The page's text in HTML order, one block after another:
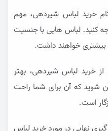
خرید لباس شیردهی، مهم
کنید. لباس هایی با جنسیت
بیشتری خواهند داشت.
خرید لباس شیردهی، بهتر
شوید که آن برای شما راحت
است.